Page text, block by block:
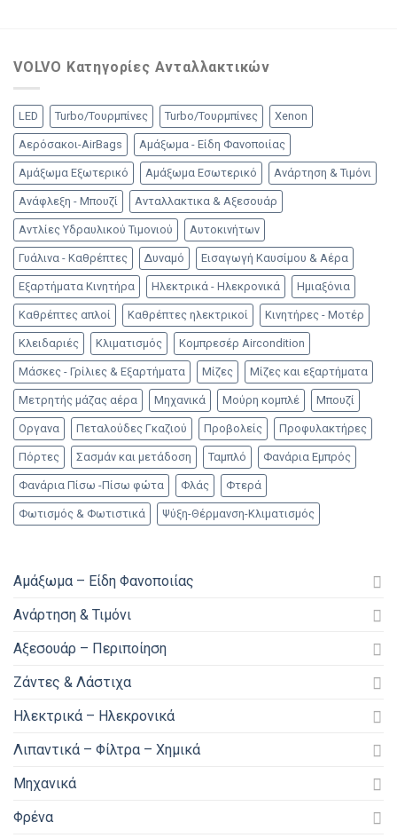
VOLVO Κατηγορίες Ανταλλακτικών
LED Turbo/Τουρμπίνες Turbo/Τουρμπίνες Xenon
Αερόσακοι-AirBags Αμάξωμα - Είδη Φανοποιίας
Αμάξωμα Εξωτερικό Αμάξωμα Εσωτερικό Ανάρτηση & Τιμόνι
Ανάφλεξη - Μπουζί Ανταλλακτικα & Αξεσουάρ
Αντλίες Υδραυλικού Τιμονιού Αυτοκινήτων
Γυάλινα - Καθρέπτες Δυναμό Εισαγωγή Καυσίμου & Αέρα
Εξαρτήματα Κινητήρα Ηλεκτρικά - Ηλεκρονικά Ημιαξόνια
Καθρέπτες απλοί Καθρέπτες ηλεκτρικοί Κινητήρες - Μοτέρ
Κλειδαριές Κλιματισμός Κομπρεσέρ Aircondition
Μάσκες - Γρίλιες & Εξαρτήματα Μίζες Μίζες και εξαρτήματα
Μετρητής μάζας αέρα Μηχανικά Μούρη κομπλέ Μπουζί
Οργανα Πεταλούδες Γκαζιού Προβολείς Προφυλακτήρες
Πόρτες Σασμάν και μετάδοση Ταμπλό Φανάρια Εμπρός
Φανάρια Πίσω -Πίσω φώτα Φλάς Φτερά
Φωτισμός & Φωτιστικά Ψύξη-Θέρμανση-Κλιματισμός
Αμάξωμα – Είδη Φανοποιίας
Ανάρτηση & Τιμόνι
Αξεσουάρ – Περιποίηση
Ζάντες & Λάστιχα
Ηλεκτρικά – Ηλεκρονικά
Λιπαντικά – Φίλτρα – Χημικά
Μηχανικά
Φρένα